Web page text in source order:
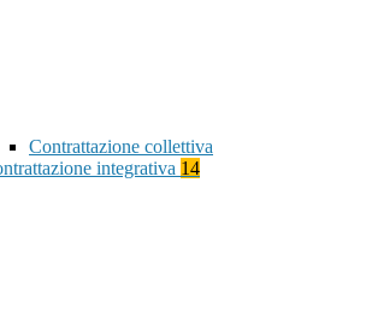
Contrattazione collettiva
integrativa 14